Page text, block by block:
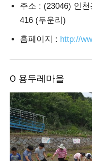
주소 : (23046) 인
416 (두운리)
홈페이지 : http://
Ο 용두레마을